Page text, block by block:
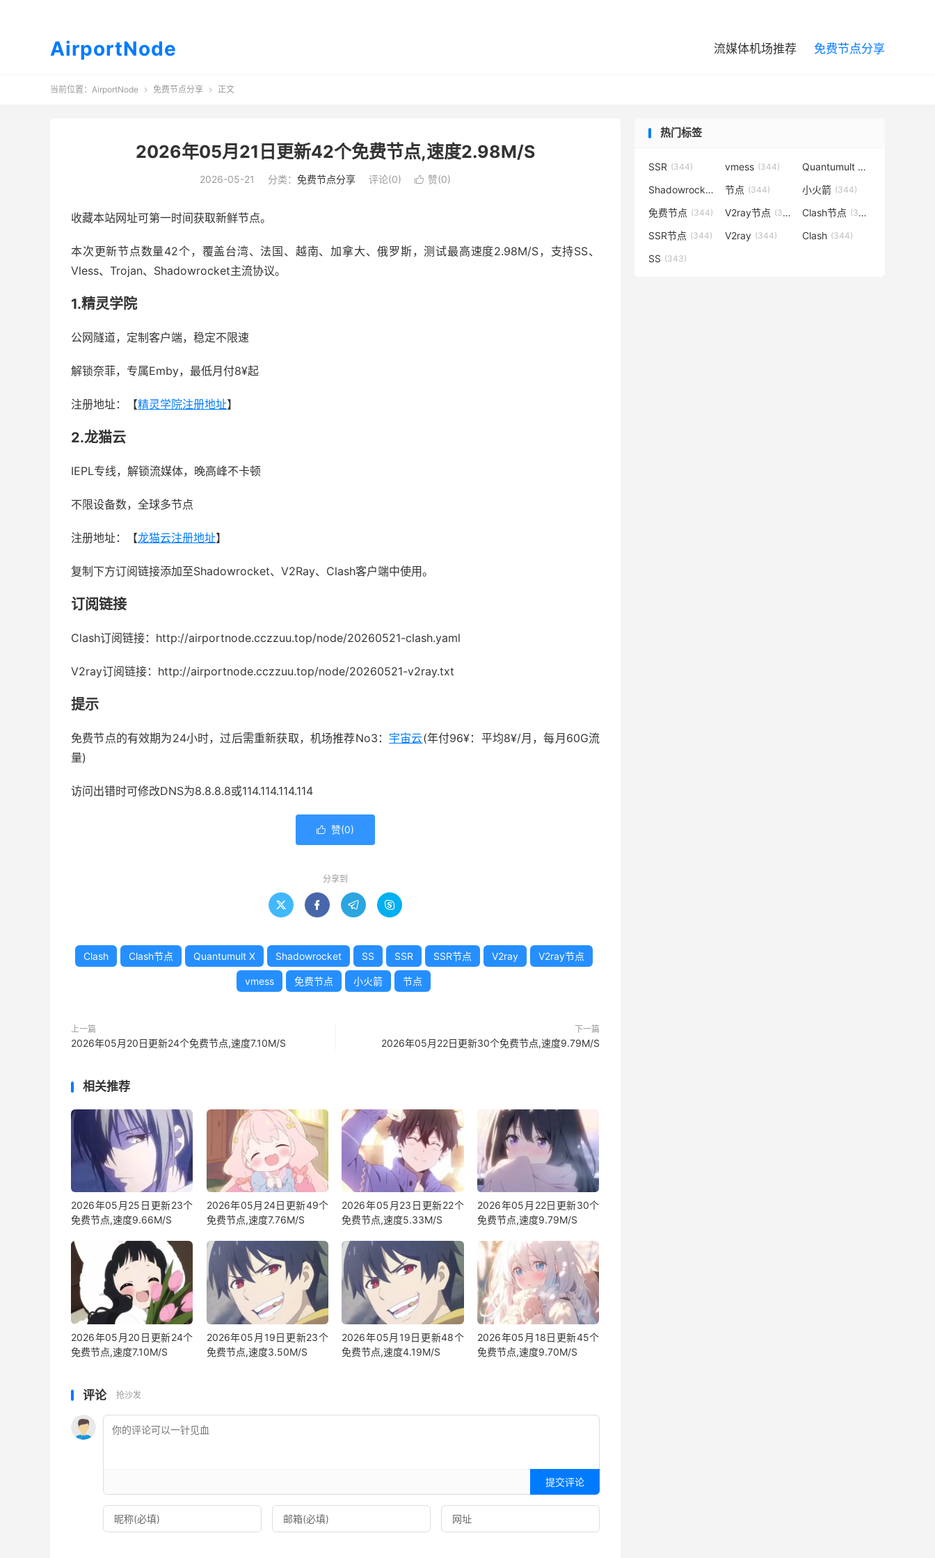
AirportNode 流媒体机场推荐 免费节点分享
当前位置： AirportNode  免费节点分享  正文
2026年05月21日更新42个免费节点,速度2.98M/S
2026-05-21 分类： 免费节点分享 评论(0)  赞(0)
收藏本站网址可第一时间获取新鲜节点。
本次更新节点数量42个，覆盖台湾、法国、越南、加拿大、俄罗斯，测试最高速度2.98M/S，支持SS、
Vless、Trojan、Shadowrocket主流协议。
1.精灵学院
公网隧道，定制客户端，稳定不限速
解锁奈菲，专属Emby，最低月付8¥起
注册地址：【精灵学院注册地址】
2.龙猫云
IEPL专线，解锁流媒体，晚高峰不卡顿
不限设备数，全球多节点
注册地址：【龙猫云注册地址】
复制下方订阅链接添加至Shadowrocket、V2Ray、Clash客户端中使用。
订阅链接
Clash订阅链接：http://airportnode.cczzuu.top/node/20260521-clash.yaml
V2ray订阅链接：http://airportnode.cczzuu.top/node/20260521-v2ray.txt
提示
免费节点的有效期为24小时，过后需重新获取，机场推荐No3： 宇宙云(年付96¥：平均8¥/月，每月60G流
量)
访问出错时可修改DNS为8.8.8.8或114.114.114.114
 赞(0)
分享到
   
Clash Clash节点 Quantumult X Shadowrocket SS SSR SSR节点 V2ray V2ray节点
vmess 免费节点 小火箭 节点
上一篇
2026年05月20日更新24个免费节点,速度7.10M/S
下一篇
2026年05月22日更新30个免费节点,速度9.79M/S
相关推荐
2026年05月25日更新23个
免费节点,速度9.66M/S
2026年05月24日更新49个
免费节点,速度7.76M/S
2026年05月23日更新22个
免费节点,速度5.33M/S
2026年05月22日更新30个
免费节点,速度9.79M/S
2026年05月20日更新24个
免费节点,速度7.10M/S
2026年05月19日更新23个
免费节点,速度3.50M/S
2026年05月19日更新48个
免费节点,速度4.19M/S
2026年05月18日更新45个
免费节点,速度9.70M/S
评论 抢沙发
提交评论
热门标签
SSR (344) vmess (344) Quantumult X
Shadowrocket (344)
节点 (344) 小火箭 (344)
免费节点 (344) V2ray节点 (344) Clash节点 (344)
SSR节点 (344) V2ray (344) Clash (344)
SS (343)